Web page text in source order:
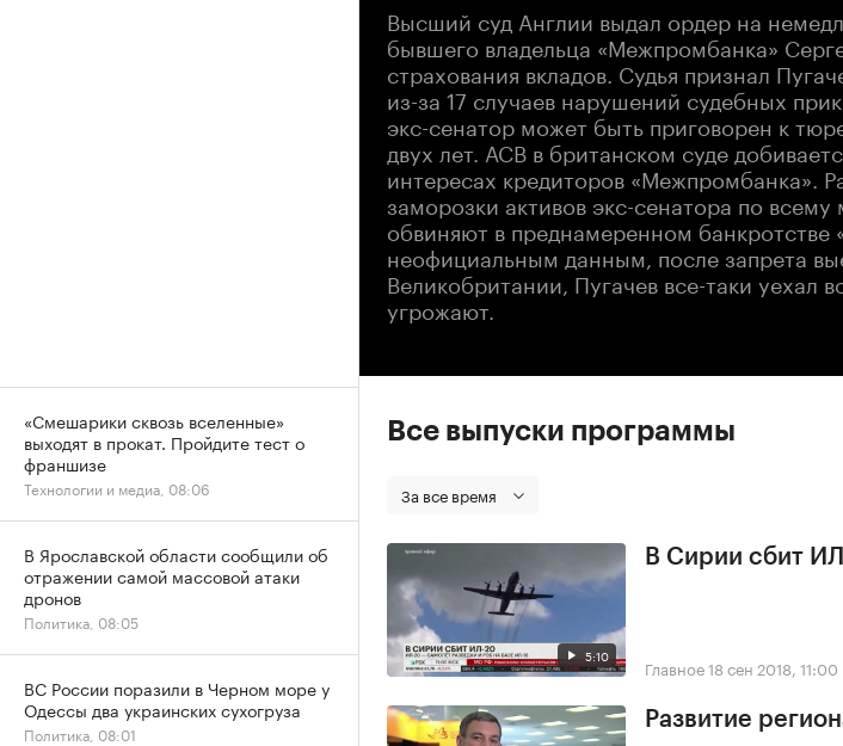
Высший суд Англии выдал ордер на
бывшего владельца «Межпромбанка»
страхования вкладов. Судья признал
из-за 17 случаев нарушений судебных
экс-сенатор может быть приговорен к
двух лет. АСВ в британском суде
интересах кредиторов «Межпромбанка».
заморозки активов экс-сенатора по
обвиняют в преднамеренном
неофициальным данным, после запрета
Великобритании, Пугачев все-таки уехал
угрожают.
Все выпуски программы
За все время
5:10
В Сирии сбит
Главное18 сен 2018, 11:00
Развитие
«Смешарики сквозь вселенные»
выходят в прокат. Пройдите тест о
франшизе
Технологии и медиа, 08:06
В Ярославской области сообщили об
отражении самой массовой атаки
дронов
Политика, 08:05
ВС России поразили в Черном море у
Одессы два украинских сухогруза
Политика, 08:01